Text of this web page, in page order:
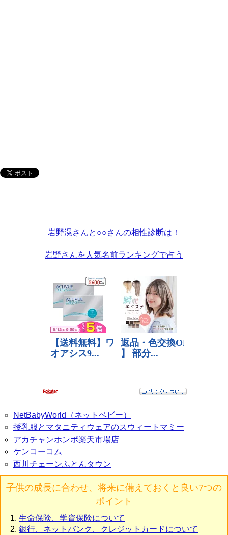
岩野滉さんと○○さんの相性診断は！
岩野さんを人気名前ランキングで占う
NetBabyWorld（ネットベビー）
授乳服とマタニティウェアのスウィートマミー
アカチャンホンポ楽天市場店
ケンコーコム
西川チェーンふとんタウン
子供の成長に合わせ、将来に備えておくと良い7つの
ポイント
生命保険、学資保険について
銀行、ネットバンク、クレジットカードについて